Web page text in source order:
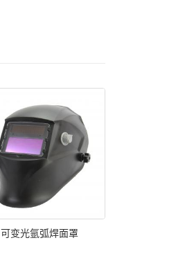
可变光氩弧焊面罩